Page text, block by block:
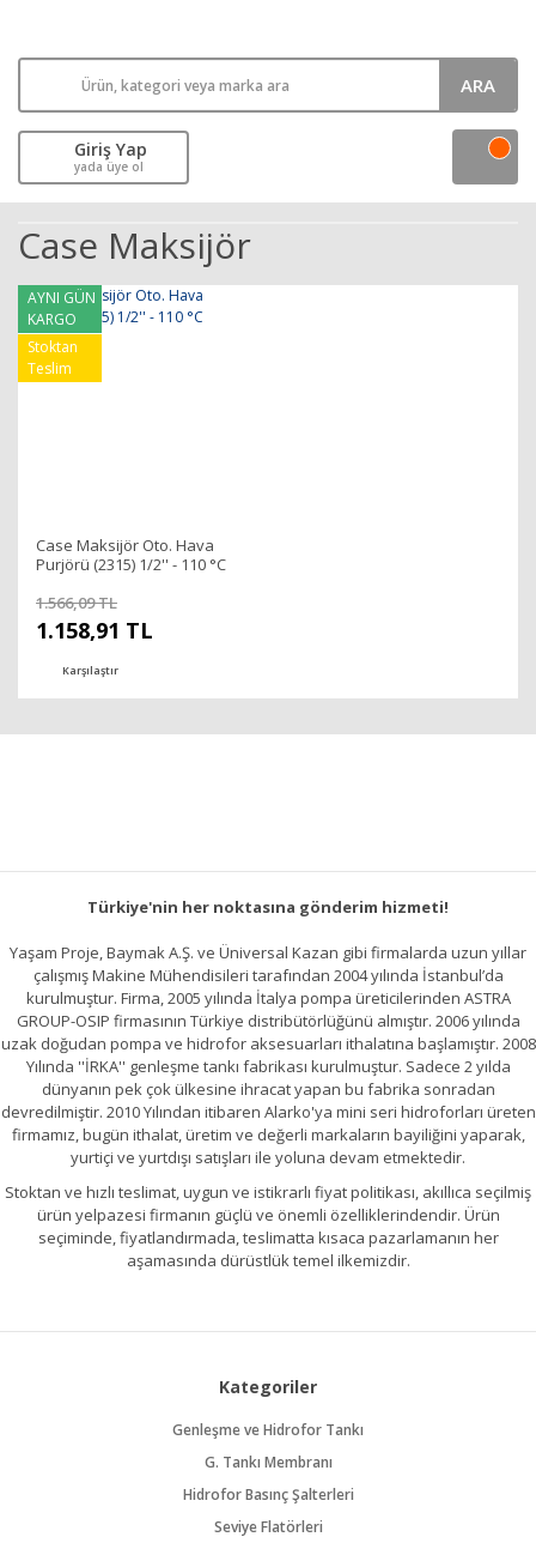
ARA
Giriş Yap
yada üye ol
Case Maksijör
AYNI GÜN
KARGO
Stoktan
Teslim
Case Maksijör Oto. Hava
Purjörü (2315) 1/2'' - 110 °C
1.566,09 TL
1.158,91 TL
Karşılaştır
Türkiye'nin her noktasına gönderim hizmeti!
Yaşam Proje, Baymak A.Ş. ve Üniversal Kazan gibi firmalarda uzun yıllar
çalışmış Makine Mühendisileri tarafından 2004 yılında İstanbul’da
kurulmuştur. Firma, 2005 yılında İtalya pompa üreticilerinden ASTRA
GROUP-OSIP firmasının Türkiye distribütörlüğünü almıştır. 2006 yılında
uzak doğudan pompa ve hidrofor aksesuarları ithalatına başlamıştır. 2008
Yılında ''İRKA'' genleşme tankı fabrikası kurulmuştur. Sadece 2 yılda
dünyanın pek çok ülkesine ihracat yapan bu fabrika sonradan
devredilmiştir. 2010 Yılından itibaren Alarko'ya mini seri hidroforları üreten
firmamız, bugün ithalat, üretim ve değerli markaların bayiliğini yaparak,
yurtiçi ve yurtdışı satışları ile yoluna devam etmektedir.
Stoktan ve hızlı teslimat, uygun ve istikrarlı fiyat politikası, akıllıca seçilmiş
ürün yelpazesi firmanın güçlü ve önemli özelliklerindendir. Ürün
seçiminde, fiyatlandırmada, teslimatta kısaca pazarlamanın her
aşamasında dürüstlük temel ilkemizdir.
Kategoriler
Genleşme ve Hidrofor Tankı
G. Tankı Membranı
Hidrofor Basınç Şalterleri
Seviye Flatörleri